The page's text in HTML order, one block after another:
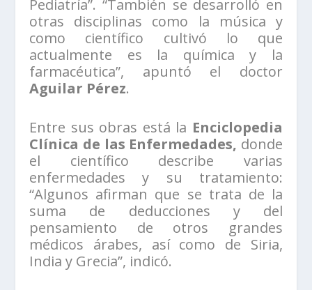
Pediatría”. “También se desarrolló en
otras disciplinas como la música y
como científico cultivó lo que
actualmente es la química y la
farmacéutica”, apuntó el doctor
Aguilar Pérez.
Entre sus obras está la Enciclopedia
Clínica de las Enfermedades, donde
el científico describe varias
enfermedades y su tratamiento:
“Algunos afirman que se trata de la
suma de deducciones y del
pensamiento de otros grandes
médicos árabes, así como de Siria,
India y Grecia”, indicó.